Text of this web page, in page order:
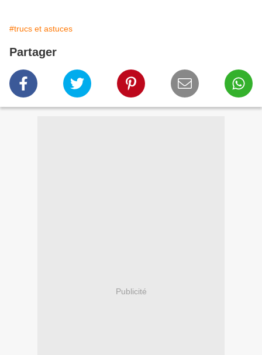
#trucs et astuces
Partager
Publicité